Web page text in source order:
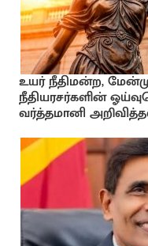
உயர் நீதிமன்ற,
நீதியரசர்களின்
வர்த்தமானி